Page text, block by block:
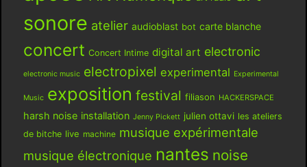
sonore atelier audioblast bot carte blanche
concert Concert Intime digital art electronic
electronic music electropixel experimental Experimental
Music exposition festival filiason HACKERSPACE
harsh noise installation Jenny Pickett julien ottavi les ateliers
de bitche live machine musique expérimentale
musique électronique nantes noise